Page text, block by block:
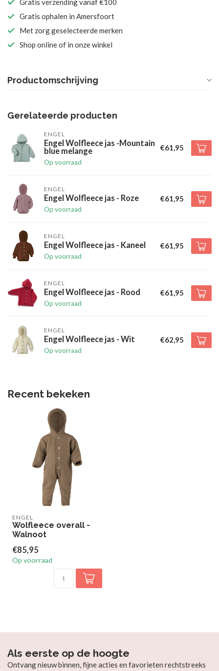
Gratis verzending vanaf €100
Gratis ophalen in Amersfoort
Met zorg geselecteerde merken
Shop online of in onze winkel
Productomschrijving
Gerelateerde producten
ENGEL
Engel Wolfleece jas -Mountain
blue melange
Op voorraad
€61,95
ENGEL
Engel Wolfleece jas - Roze
Op voorraad
€61,95
ENGEL
Engel Wolfleece jas - Kaneel
Op voorraad
€61,95
ENGEL
Engel Wolfleece jas - Rood
Op voorraad
€61,95
ENGEL
Engel Wolfleece jas - Wit
Op voorraad
€62,95
Recent bekeken
ENGEL
Wolfleece overall -
Walnoot
€85,95
Op voorraad
Als eerste op de hoogte
Ontvang nieuw binnen, fijne acties en favorieten rechtstreeks